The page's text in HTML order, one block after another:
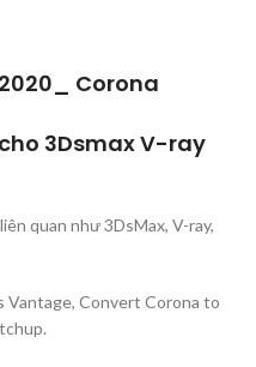
Corona
3Dsmax V-ray
quan như 3DsMax, V-ray,
Vantage, Convert Corona to